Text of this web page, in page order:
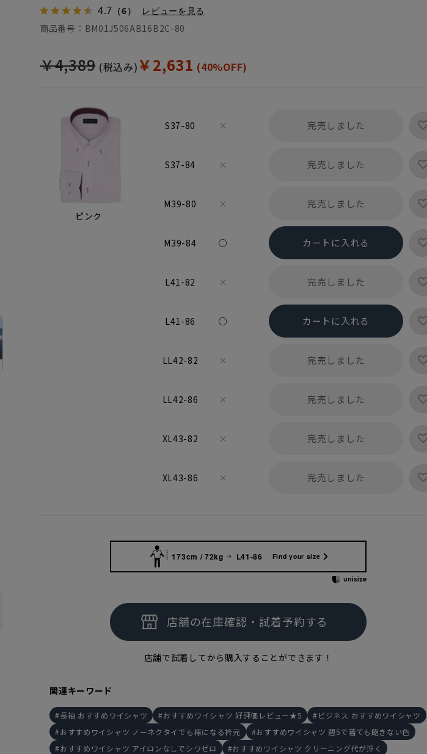
M
173cm 170cm
4.7 （6） レビューを見る
￥4,389 (税込み)￥2,631 (40%OFF)
商品番号： BM01J506AB16B2C-80
ピンク
S37-80 × 完売しました
S37-84 × 完売しました
M39-80 × 完売しました
M39-84 ○ カートに入れる
L41-82 × 完売しました
L41-86 ○ カートに入れる
LL42-82 × 完売しました
LL42-86 × 完売しました
XL43-82 × 完売しました
XL43-86 × 完売しました
173cm / 72kg L41-86 Find your size
店舗で試着してから購入することができます！
関連キーワード
長袖 おすすめワイシャツ おすすめワイシャツ 好評価レビュー★5
ビジネス おすすめワイシャツ
おすすめワイシャツ ノーネクタイでも様になる衿元
おすすめワイシャツ 週5で着ても飽きない色
おすすめワイシャツ アイロンなしでシワゼロ
おすすめワイシャツ クリーニング代が浮く